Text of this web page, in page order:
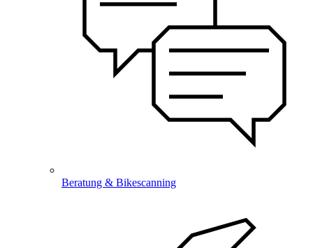
Beratung & Bikescanning